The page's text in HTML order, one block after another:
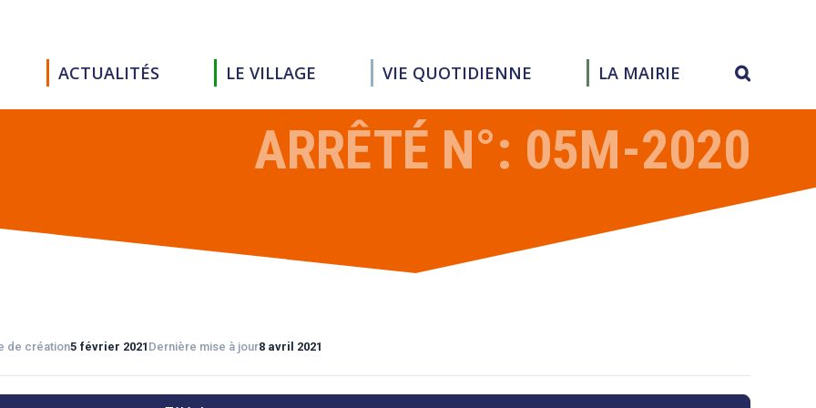
ACTUALITÉS LE VILLAGE VIE QUOTIDIENNE LA MAIRIE
ARRÊTÉ N°: 05M-2020
de création5 février 2021 Dernière mise à jour8 avril 2021